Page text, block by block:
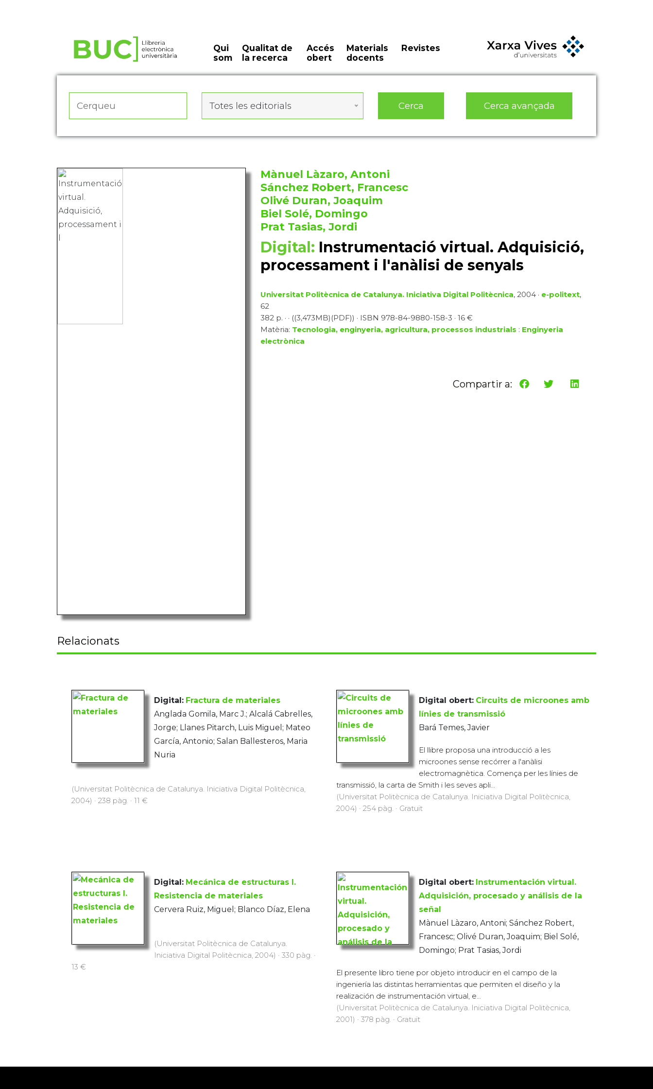
Qui
som
Qualitat de
la recerca
Accés
obert
Materials
docents
Revistes
Totes les editorials Cerca Cerca avançada
Mànuel Làzaro, Antoni
Sánchez Robert, Francesc
Olivé Duran, Joaquim
Biel Solé, Domingo
Prat Tasias, Jordi
Digital: Instrumentació virtual. Adquisició,
processament i l'anàlisi de senyals
Universitat Politècnica de Catalunya. Iniciativa Digital Politècnica, 2004 · e-politext,
62
382 p. · · ((3,473MB)(PDF)) · ISBN 978-84-9880-158-3 · 16 €
Matèria: Tecnologia, enginyeria, agricultura, processos industrials : Enginyeria
electrònica
Compartir a:
Relacionats
Digital: Fractura de materiales
Anglada Gomila, Marc J.; Alcalá Cabrelles,
Jorge; Llanes Pitarch, Luis Miguel; Mateo
García, Antonio; Salan Ballesteros, Maria
Nuria
(Universitat Politècnica de Catalunya. Iniciativa Digital Politècnica,
2004) · 238 pàg. · 11 €
Digital obert: Circuits de microones amb
línies de transmissió
Bará Temes, Javier
El llibre proposa una introducció a les
microones sense recórrer a l'anàlisi
electromagnètica. Comença per les línies de
transmissió, la carta de Smith i les seves apli...
(Universitat Politècnica de Catalunya. Iniciativa Digital Politècnica,
2004) · 254 pàg. · Gratuït
Digital: Mecánica de estructuras I.
Resistencia de materiales
Cervera Ruiz, Miguel; Blanco Díaz, Elena
(Universitat Politècnica de Catalunya.
Iniciativa Digital Politècnica, 2004) · 330 pàg. ·
13 €
Digital obert: Instrumentación virtual.
Adquisición, procesado y análisis de la
señal
Mànuel Làzaro, Antoni; Sánchez Robert,
Francesc; Olivé Duran, Joaquim; Biel Solé,
Domingo; Prat Tasias, Jordi
El presente libro tiene por objeto introducir en el campo de la
ingeniería las distintas herramientas que permiten el diseño y la
realización de instrumentación virtual, e...
(Universitat Politècnica de Catalunya. Iniciativa Digital Politècnica,
2001) · 378 pàg. · Gratuït